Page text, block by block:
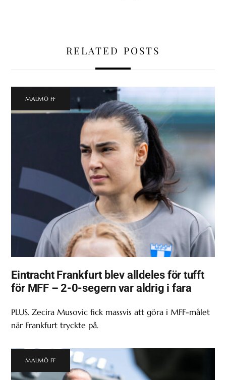
RELATED POSTS
MALMÖ FF
Eintracht Frankfurt blev alldeles för tufft
för MFF – 2-0-segern var aldrig i fara
PLUS. Zecira Musovic fick massvis att göra i MFF-målet
när Frankfurt tryckte på.
MALMÖ FF